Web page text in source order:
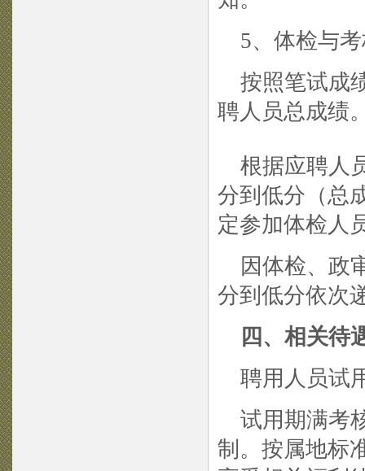
5、体检与考
按照笔试成
聘人员总成绩
根据应聘人
分到低分（总
定参加体检人
因体检、政
分到低分依次
四、相关待
聘用人员试
试用期满考
制。按属地标